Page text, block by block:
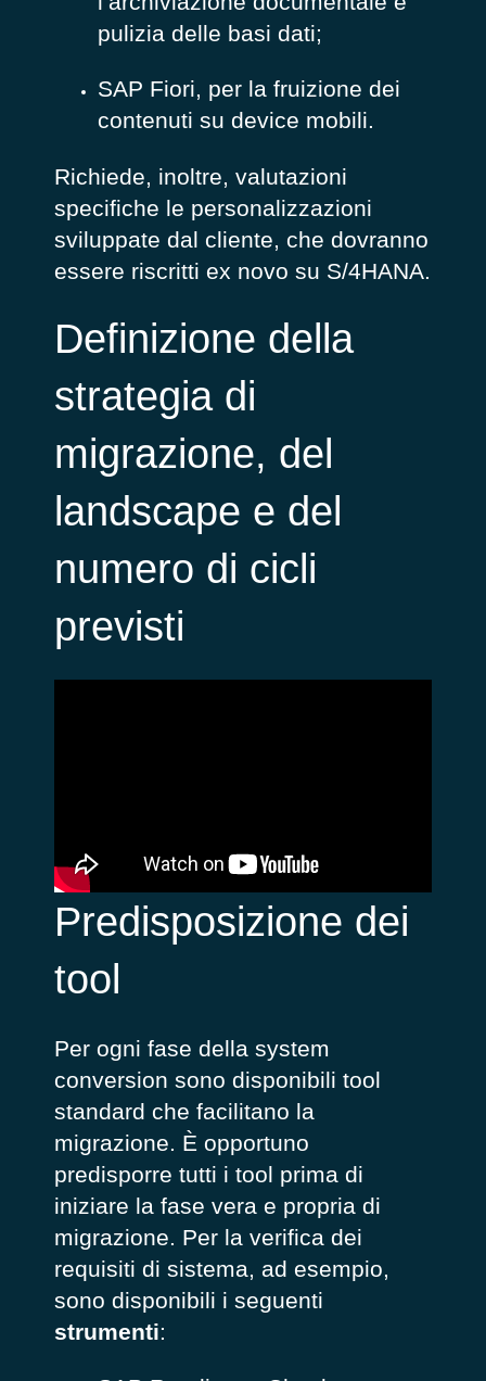
pulizia delle basi dati;
SAP Fiori, per la fruizione dei
contenuti su device mobili.
Richiede, inoltre, valutazioni
specifiche le personalizzazioni
sviluppate dal cliente, che dovranno
essere riscritti ex novo su S/4HANA.
Definizione della
strategia di
migrazione, del
landscape e del
numero di cicli
previsti
Predisposizione dei
tool
Per ogni fase della system
conversion sono disponibili tool
standard che facilitano la
migrazione. È opportuno
predisporre tutti i tool prima di
iniziare la fase vera e propria di
migrazione. Per la verifica dei
requisiti di sistema, ad esempio,
sono disponibili i seguenti
strumenti: